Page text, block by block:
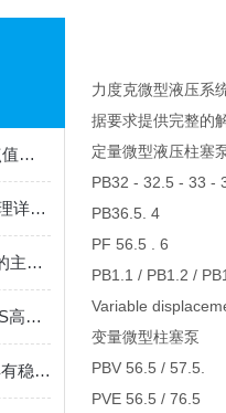
派克比例阀D41F有哪些特点值得我们选择？
威格士伺服阀SM4的工作原理详细分析
DANFOSS丹佛斯液压马达的主要特点和应用领域
EATON伊顿威格士VICKERS高压比利柱塞泵PVXS工作原理
派克柱塞泵PV低压力下仍具有稳定的补偿调节功能
力度克微型液压系
据要求提供完整的
定量微型液压柱塞泵
PB32 - 32.5 - 33 -
PB36.5. 4
PF 56.5 . 6
PB1.1 / PB1.2 /
Variable
变量微型柱塞泵
PBV 56.5 / 57.5.
PVE 56.5 / 76.5